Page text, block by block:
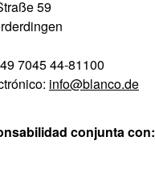
59
7045 44-81100
info@blanco.de
conjunta con: